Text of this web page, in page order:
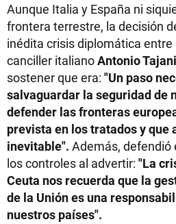
Aunque Italia y España ni
frontera terrestre, la decisión
inédita crisis diplomática
canciller italianoAntonio Tajani
sostener que era: "Un paso
salvaguardar la seguridad de
defender las fronteras
prevista en los tratados y que
inevitable". Además, defendió
los controles al advertir: "La
Ceuta nos recuerda que la
de la Unión es una
nuestros países".